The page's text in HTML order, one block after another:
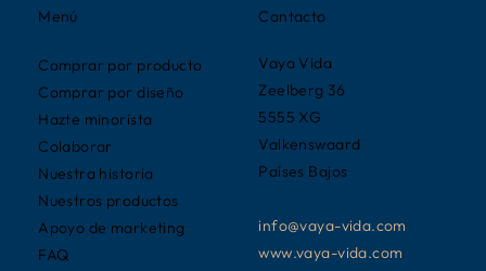
Contacto
Vaya Vida
Zeelberg 36
5555 XG
Valkenswaard
Países Bajos
info@vaya-vida.com
www.vaya-vida.com
Menú
Comprar por producto
Comprar por diseño
Hazte minorista
Colaborar
Nuestra historia
Nuestros productos
Apoyo de marketing
FAQ